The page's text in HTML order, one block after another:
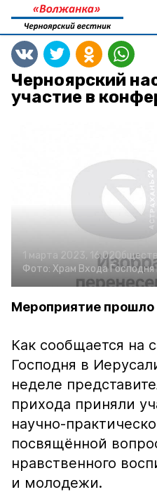
Черноярский
участие в
1 марта 2023, 16:02
Фото: Храм Входа
Мероприятие прошло
Как сообщается на
Господня в
неделе
прихода приняли
научно-
посвящённой
нравственного
и молодежи.